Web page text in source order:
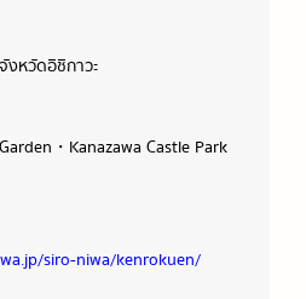
งหวัดอิชิกาวะ
・Kanazawa Castle Park
siro-niwa/kenrokuen/